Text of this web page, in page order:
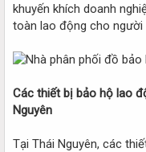
khuyến khích doanh
toàn lao động cho người
Các thiết bị bảo hộ lao
Nguyên
Tại Thái Nguyên, các